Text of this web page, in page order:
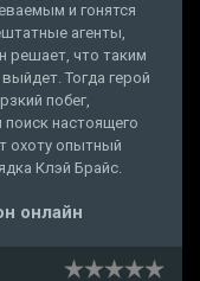
и гонятся
агенты,
решает, что таким
Тогда герой
побег,
настоящего
охоту опытный
Клэй Брайс.
онлайн